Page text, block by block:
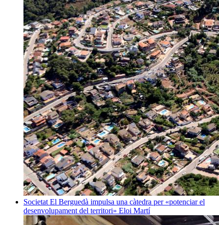
Societat El Berguedà impulsa una càtedra per «potenciar el
desenvolupament del territori» Eloi Martí